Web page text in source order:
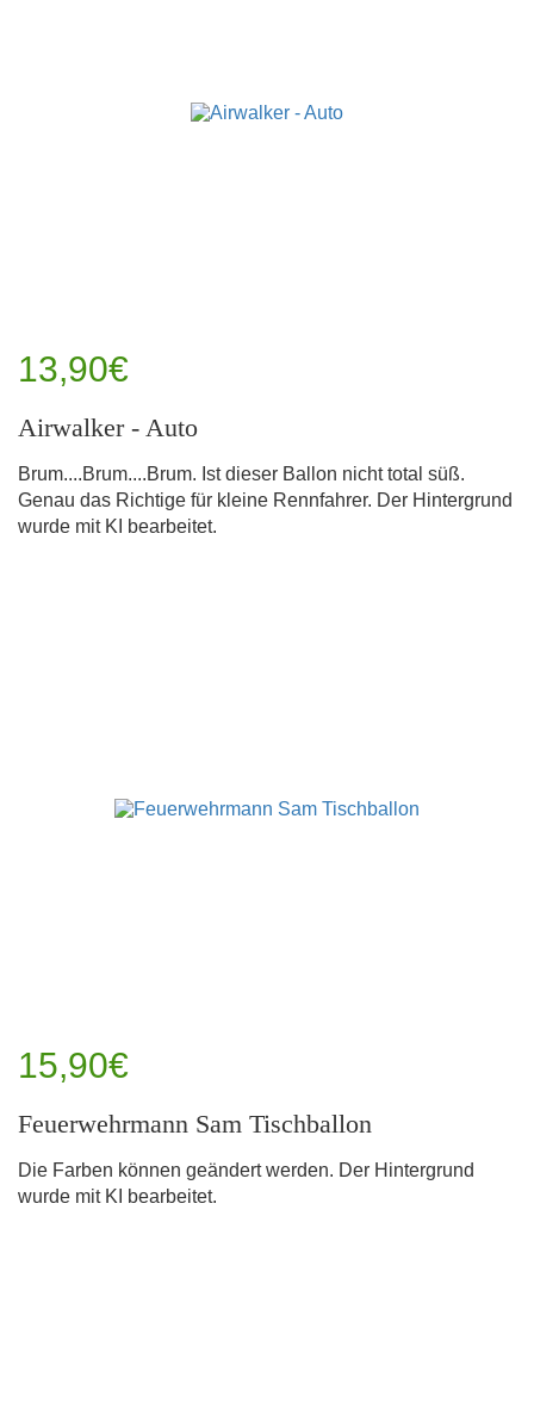
13,90€
Airwalker - Auto
Brum....Brum....Brum. Ist dieser Ballon nicht total süß.
Genau das Richtige für kleine Rennfahrer. Der Hintergrund
wurde mit KI bearbeitet.
15,90€
Feuerwehrmann Sam Tischballon
Die Farben können geändert werden. Der Hintergrund
wurde mit KI bearbeitet.